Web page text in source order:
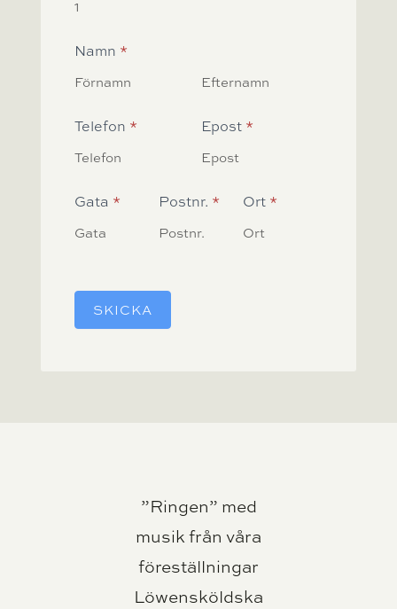
Dubbel
Namn *
Namn Namn
Telefon * Epost *
Gata * Postnr. * Ort *
SKICKA
”Ringen” med
musik från våra
föreställningar
Löwensköldska